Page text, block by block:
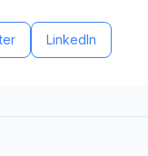
LinkedIn